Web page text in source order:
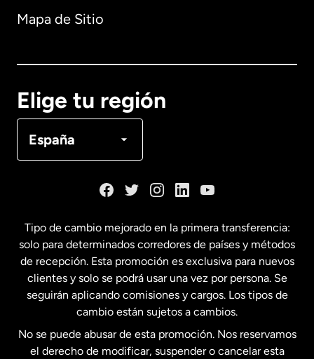
Mapa de Sitio
Elige tu región
España
Français
Estados Unidos English
Estados Unidos Español
Francia
Tipo de cambio mejorado en la primera transferencia:
solo para determinados corredores de países y métodos
de recepción. Esta promoción es exclusiva para nuevos
clientes y solo se podrá usar una vez por persona. Se
seguirán aplicando comisiones y cargos. Los tipos de
cambio están sujetos a cambios.
No se puede abusar de esta promoción. Nos reservamos
el derecho de modificar, suspender o cancelar esta